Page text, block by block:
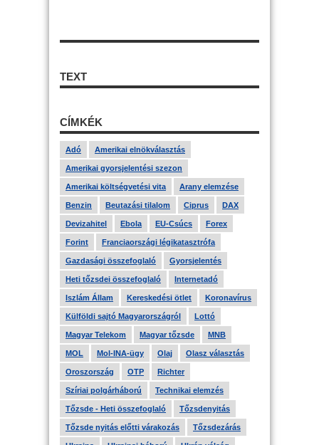
TEXT
CÍMKÉK
Adó Amerikai elnökválasztás
Amerikai gyorsjelentési szezon
Amerikai költségvetési vita Arany elemzése
Benzin Beutazási tilalom Ciprus DAX
Devizahitel Ebola EU-Csúcs Forex
Forint Franciaországi légikatasztrófa
Gazdasági összefoglaló Gyorsjelentés
Heti tőzsdei összefoglaló Internetadó
Iszlám Állam Kereskedési ötlet Koronavírus
Külföldi sajtó Magyarországról Lottó
Magyar Telekom Magyar tőzsde MNB
MOL Mol-INA-ügy Olaj Olasz választás
Oroszország OTP Richter
Szíriai polgárháború Technikai elemzés
Tőzsde - Heti összefoglaló Tőzsdenyitás
Tőzsde nyitás előtti várakozás Tőzsdezárás